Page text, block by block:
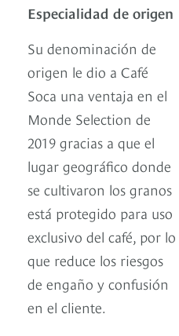
Especialidad de origen
Su denominación de
origen le dio a Café
Soca una ventaja en el
Monde Selection de
2019 gracias a que el
lugar geográfico donde
se cultivaron los granos
está protegido para uso
exclusivo del café, por lo
que reduce los riesgos
de engaño y confusión
en el cliente.